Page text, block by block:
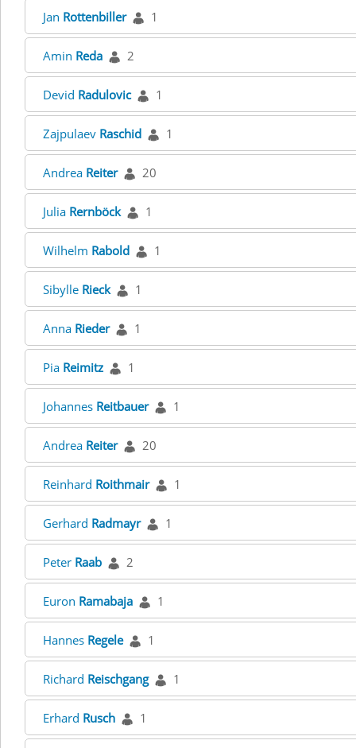
Jan Rottenbiller 1
Amin Reda 2
Devid Radulovic 1
Zajpulaev Raschid 1
Andrea Reiter 20
Julia Rernböck 1
Wilhelm Rabold 1
Sibylle Rieck 1
Anna Rieder 1
Pia Reimitz 1
Johannes Reitbauer 1
Andrea Reiter 20
Reinhard Roithmair 1
Gerhard Radmayr 1
Peter Raab 2
Euron Ramabaja 1
Hannes Regele 1
Richard Reischgang 1
Erhard Rusch 1